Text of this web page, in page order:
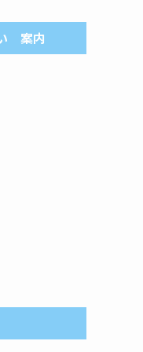
案内